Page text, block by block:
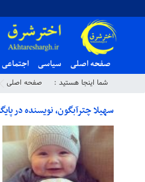
صفحه اصلی سیاسی اجتماعی
شما اینجا هستید : صفحه اصلی
سهیلا چترآبگون, نویسنده در